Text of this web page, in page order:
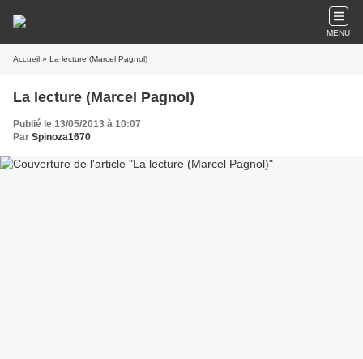
MENU
Accueil » La lecture (Marcel Pagnol)
La lecture (Marcel Pagnol)
Publié le 13/05/2013 à 10:07
Par Spinoza1670